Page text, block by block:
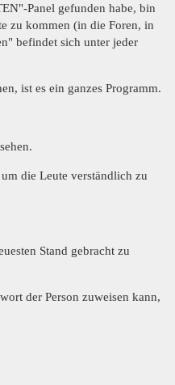
Panel gefunden habe, bin
zu kommen (in die Foren, in
befindet sich unter jeder
ist es ein ganzes Programm.
die Leute verständlich zu
Stand gebracht zu
der Person zuweisen kann,